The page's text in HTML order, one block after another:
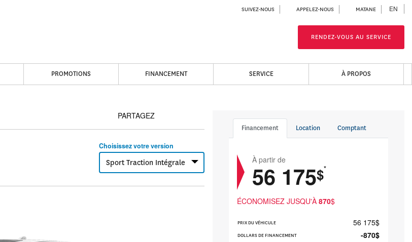
SUIVEZ-NOUS APPELEZ-NOUS MATANE EN
RENDEZ-VOUS AU SERVICE
PROMOTIONS FINANCEMENT SERVICE À PROPOS
PARTAGEZ
Choisissez votre version
Sport Traction Intégrale
Financement Location Comptant
À partir de
56 175$*
ÉCONOMISEZ JUSQU'À 870$
PRIX DU VÉHICULE 56 175$
DOLLARS DE FINANCEMENT -870$